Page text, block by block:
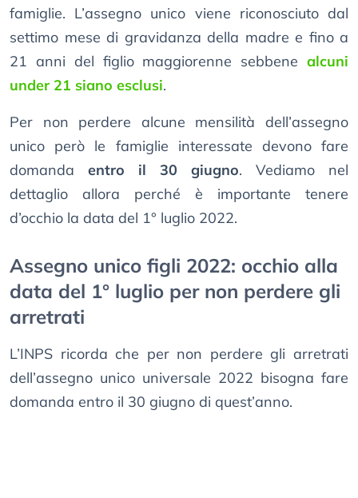
famiglie. L’assegno unico viene riconosciuto dal
settimo mese di gravidanza della madre e fino a
21 anni del figlio maggiorenne sebbene alcuni
under 21 siano esclusi.
Per non perdere alcune mensilità dell’assegno
unico però le famiglie interessate devono fare
domanda entro il 30 giugno. Vediamo nel
dettaglio allora perché è importante tenere
d’occhio la data del 1° luglio 2022.
Assegno unico figli 2022: occhio alla
data del 1° luglio per non perdere gli
arretrati
L’INPS ricorda che per non perdere gli arretrati
dell’assegno unico universale 2022 bisogna fare
domanda entro il 30 giugno di quest’anno.